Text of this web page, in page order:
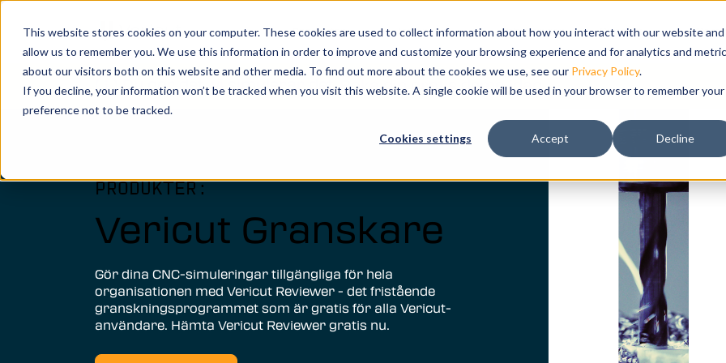
This website stores cookies on your computer. These cookies are used to collect information about how you interact with our website and
allow us to remember you. We use this information in order to improve and customize your browsing experience and for analytics and
about our visitors both on this website and other media. To find out more about the cookies we use, see our Privacy Policy.
If you decline, your information won’t be tracked when you visit this website. A single cookie will be used in your browser to remember your
preference not to be tracked.
Cookies settings Accept Decline
Show submenu for Produkter
Produkter
Vericut’s powerful CNC verification, simulation and
manufacturing efforts to the next level.
LÄS MER
Vericut Verification
Vericut CNC Simulation
Vericut Multi Axis
Show submenu for lösningar
lösningar Utbildningar Show submenu for
Support
Du gör det, vi simulerar det.Boka din gratis demo idag
PRODUKTER:
Vericut Granskare
Gör dina CNC-simuleringar tillgängliga för hela
organisationen med Vericut Reviewer - det fristående
granskningsprogrammet som är gratis för alla Vericut-
användare. Hämta Vericut Reviewer gratis nu.